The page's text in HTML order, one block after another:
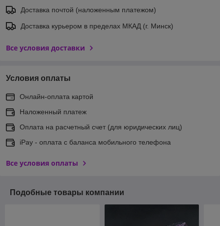
Доставка почтой (наложенным платежом)
Доставка курьером в пределах МКАД (г. Минск)
Все условия доставки
Условия оплаты
Онлайн-оплата картой
Наложенный платеж
Оплата на расчетный счет (для юридических лиц)
iPay - оплата с баланса мобильного телефона
Все условия оплаты
Подобные товары компании